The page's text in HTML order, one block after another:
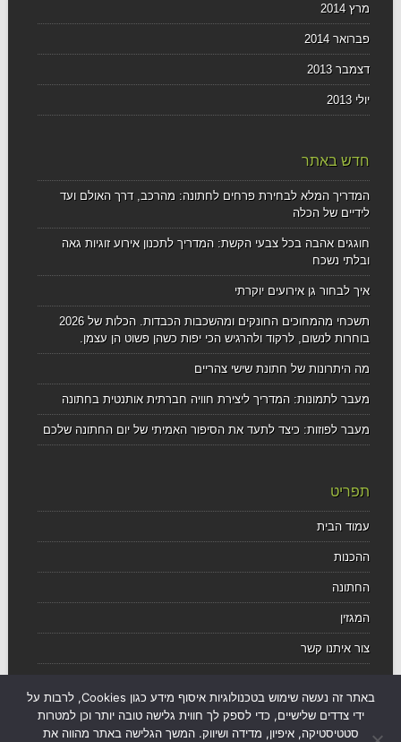
מרץ 2014
פברואר 2014
דצמבר 2013
יולי 2013
חדש באתר
המדריך המלא לבחירת פרחים לחתונה: מהרכב, דרך האולם ועד
לידיים של הכלה
חוגגים אהבה בכל צבעי הקשת: המדריך לתכנון אירוע זוגיות גאה
ובלתי נשכח
איך לבחור גן אירועים יוקרתי
תשכחי מהמחוכים החונקים ומהשכבות הכבדות. הכלות של 2026
בוחרות לנשום, לרקוד ולהרגיש הכי יפות כשהן פשוט הן עצמן.
מה היתרונות של חתונת שישי צהריים
מעבר לתמונות: המדריך ליצירת חוויה חברתית אותנטית בחתונה
מעבר לפוזות: כיצד לתעד את הסיפור האמיתי של יום החתונה שלכם
תפריט
עמוד הבית
ההכנות
החתונה
המגזין
צור איתנו קשר
מדיניות פרטיות
באתר זה נעשה שימוש בטכנולוגיות איסוף מידע כגון Cookies, לרבות על
ידי צדדים שלישיים, כדי לספק לך חווית גלישה טובה יותר וכן למטרות
סטטיסטיקה, איפיון, מדידה ושיווק. המשך הגלישה באתר מהווה את